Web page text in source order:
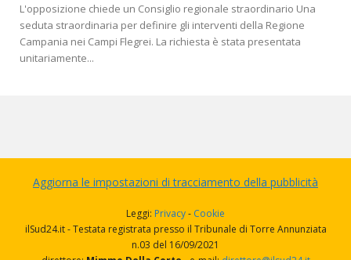
L'opposizione chiede un Consiglio regionale straordinario Una
seduta straordinaria per definire gli interventi della Regione
Campania nei Campi Flegrei. La richiesta è stata presentata
unitariamente...
Aggiorna le impostazioni di tracciamento della pubblicità
Leggi: Privacy- Cookie
ilSud24.it - Testata registrata presso il Tribunale di Torre Annunziata
n.03 del 16/09/2021